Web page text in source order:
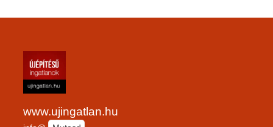
www.ujingatlan.hu